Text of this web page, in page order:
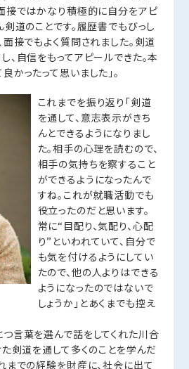
接ではかなり積極的に自分をアピ
剣道のことです。履歴書でもびっし
面接でもよく質問されました。剣道
、自信をもってアピールできた。本
かったって思いました」。
これまでを振り返り「剣道
を通して、意志表示がきち
んとできるようになりまし
た。相手の心理を読むので、
相手の気持ちを察すること
ができるようになったんで
すね。これが就職活動でも
役立ったのだと思います。
常に“目配り、気配り、心配
り”といわれていて、自分で
も気を付けるようにしてい
たので、他の人よりはできる
ようになったのではないで
しょうか」とあくまでも控え
言葉を選んで話をしてくれた川合
剣道を通して多くのことを学んだ
までの経験を財産に、社会に出て